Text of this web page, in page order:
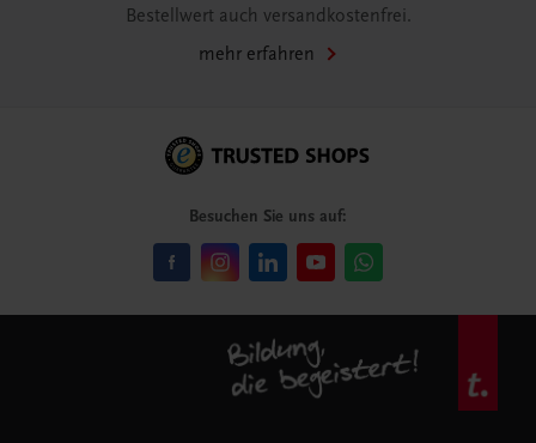
Bestellwert auch versandkostenfrei.
mehr erfahren
Besuchen Sie uns auf: